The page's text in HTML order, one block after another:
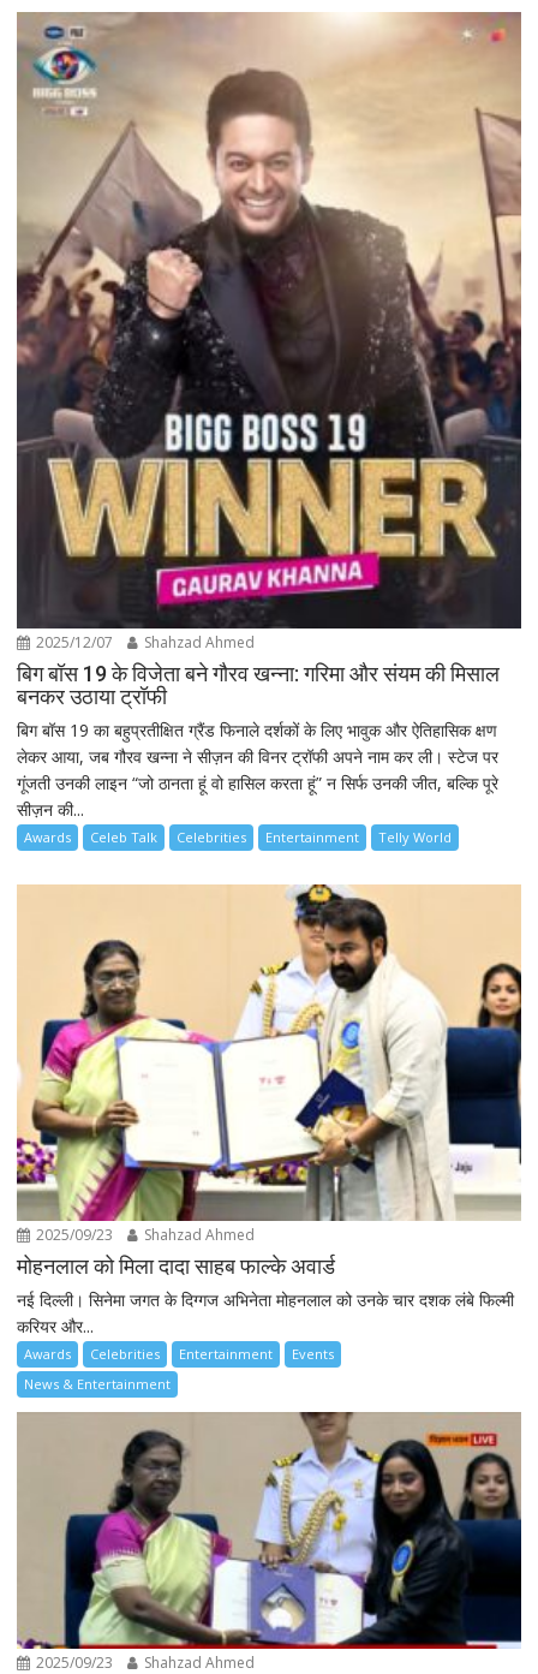
2025/12/07 Shahzad Ahmed
बिग बॉस 19 के विजेता बने गौरव खन्ना: गरिमा और संयम की मिसाल
बनकर उठाया ट्रॉफी
बिग बॉस 19 का बहुप्रतीक्षित ग्रैंड फिनाले दर्शकों के लिए भावुक और ऐतिहासिक क्षण
लेकर आया, जब गौरव खन्ना ने सीज़न की विनर ट्रॉफी अपने नाम कर ली। स्टेज पर
गूंजती उनकी लाइन “जो ठानता हूं वो हासिल करता हूं” न सिर्फ उनकी जीत, बल्कि पूरे
सीज़न की...
Awards Celeb Talk Celebrities Entertainment Telly World
2025/09/23 Shahzad Ahmed
मोहनलाल को मिला दादा साहब फाल्के अवार्ड
नई दिल्ली। सिनेमा जगत के दिग्गज अभिनेता मोहनलाल को उनके चार दशक लंबे फिल्मी
करियर और...
Awards Celebrities Entertainment
Events
News & Entertainment
2025/09/23 Shahzad Ahmed